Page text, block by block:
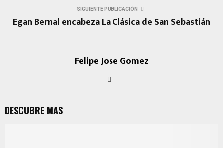
SIGUIENTE PUBLICACIÓN
Egan Bernal encabeza La Clásica de San Sebastián
Felipe Jose Gomez
DESCUBRE MAS